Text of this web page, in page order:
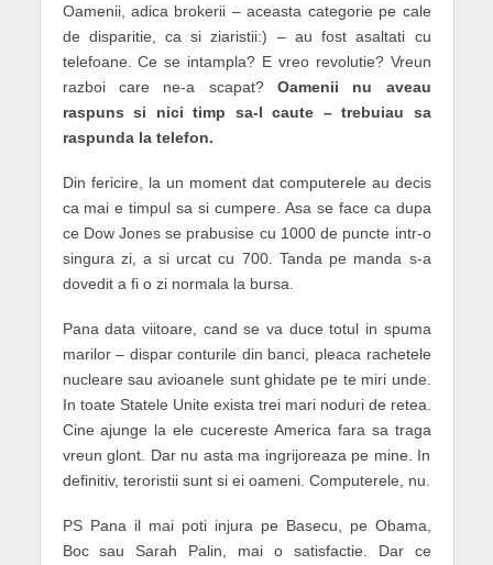
Oamenii, adica brokerii – aceasta categorie pe cale
de disparitie, ca si ziaristii:) – au fost asaltati cu
telefoane. Ce se intampla? E vreo revolutie? Vreun
razboi care ne-a scapat? Oamenii nu aveau
raspuns si nici timp sa-l caute – trebuiau sa
raspunda la telefon.
Din fericire, la un moment dat computerele au decis
ca mai e timpul sa si cumpere. Asa se face ca dupa
ce Dow Jones se prabusise cu 1000 de puncte intr-o
singura zi, a si urcat cu 700. Tanda pe manda s-a
dovedit a fi o zi normala la bursa.
Pana data viitoare, cand se va duce totul in spuma
marilor – dispar conturile din banci, pleaca rachetele
nucleare sau avioanele sunt ghidate pe te miri unde.
In toate Statele Unite exista trei mari noduri de retea.
Cine ajunge la ele cucereste America fara sa traga
vreun glont. Dar nu asta ma ingrijoreaza pe mine. In
definitiv, teroristii sunt si ei oameni. Computerele, nu.
PS Pana il mai poti injura pe Basecu, pe Obama,
Boc sau Sarah Palin, mai o satisfactie. Dar ce